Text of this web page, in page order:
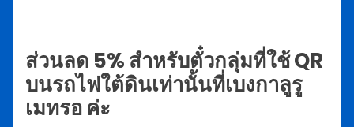
ส่วนลด 5% สำหรับตั๋วกลุ่มที่ใช้ QR
บนรถไฟใต้ดินเท่านั้นที่เบงกาลูรู
เมทรอ ค่ะ